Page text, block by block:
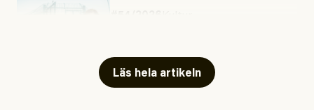
Läs hela artikeln